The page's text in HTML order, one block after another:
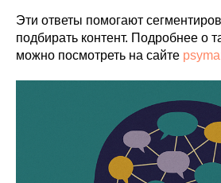
Эти ответы помогают
подбирать контент. Подробнее о
можно посмотреть на сайте